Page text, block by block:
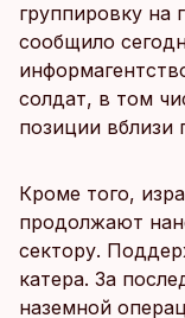
группировку на
сообщило
солдат, в том
позиции вблизи
Кроме того,
продолжают
сектору.
катера. За
наземной